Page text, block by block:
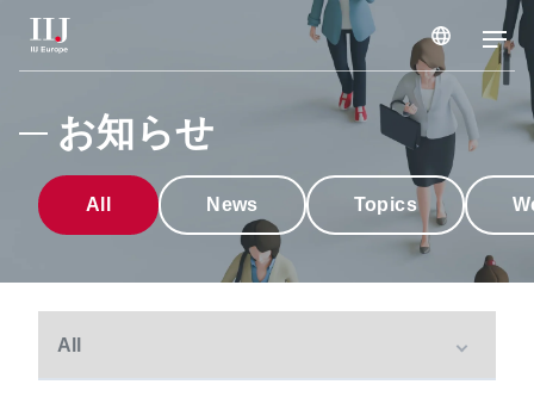
サービス & ソリューション
導入事例
お知らせ
All News Topics